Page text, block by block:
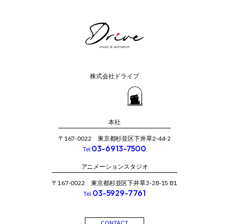
株式会社ドライブ
本社
〒167-0022 東京都杉並区下井草2‐44-2
Tel 03-6913-7500
アニメーションスタジオ
〒167-0022 東京都杉並区下井草3-28-15 B1
Tel 03-5929-7761